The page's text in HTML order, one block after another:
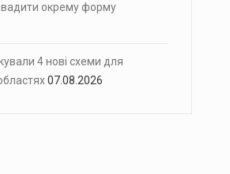
окрему форму
4 нові схеми для
07.08.2026